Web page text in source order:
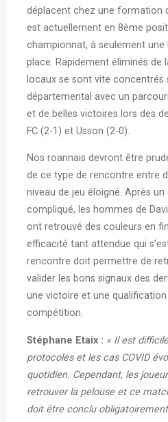
déplacent chez une formation
est actuellement en 8ème
championnat, à seulement une
place. Rapidement éliminés de
locaux se sont vite concentrés
départemental avec un
et de belles victoires lors des
FC (2-1) et Usson (2-0).
Nos roannais devront être
de ce type de rencontre entre
niveau de jeu éloigné. Après
compliqué, les hommes de
ont retrouvé des couleurs en
efficacité tant attendue qui
rencontre doit permettre de
valider les bons signaux des
une victoire et une
compétition.
Stéphane Etaix : « Il est
protocoles et les cas COVID
quotidien. Cependant, les
retrouver la pelouse et ce
doit être conclu